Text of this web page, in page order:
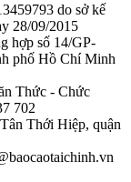
do sở kế
28/09/2015
hợp số 14/GP-
phố Hồ Chí Minh
Thức - Chức
702
Thới Hiệp, quận